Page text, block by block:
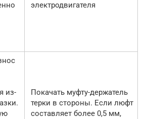
электродвигателя
из-
Покачать муфту-держатель
терки в стороны. Если люфт
составляет более 0,5 мм,